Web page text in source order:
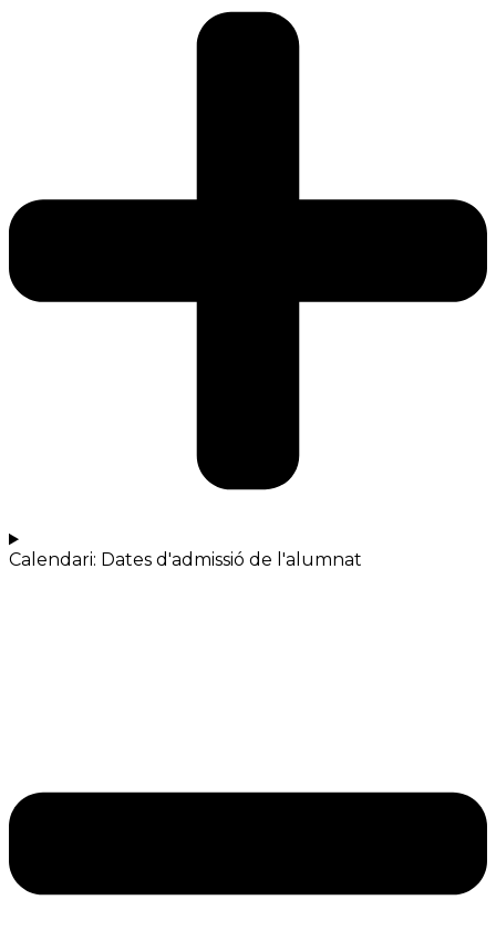
Calendari: Dates d'admissió de l'alumnat